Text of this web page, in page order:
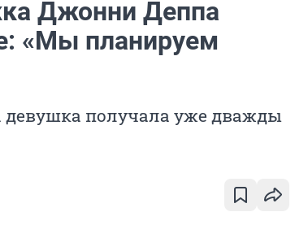
Джонни Деппа
«Мы планируем
девушка получала уже дважды